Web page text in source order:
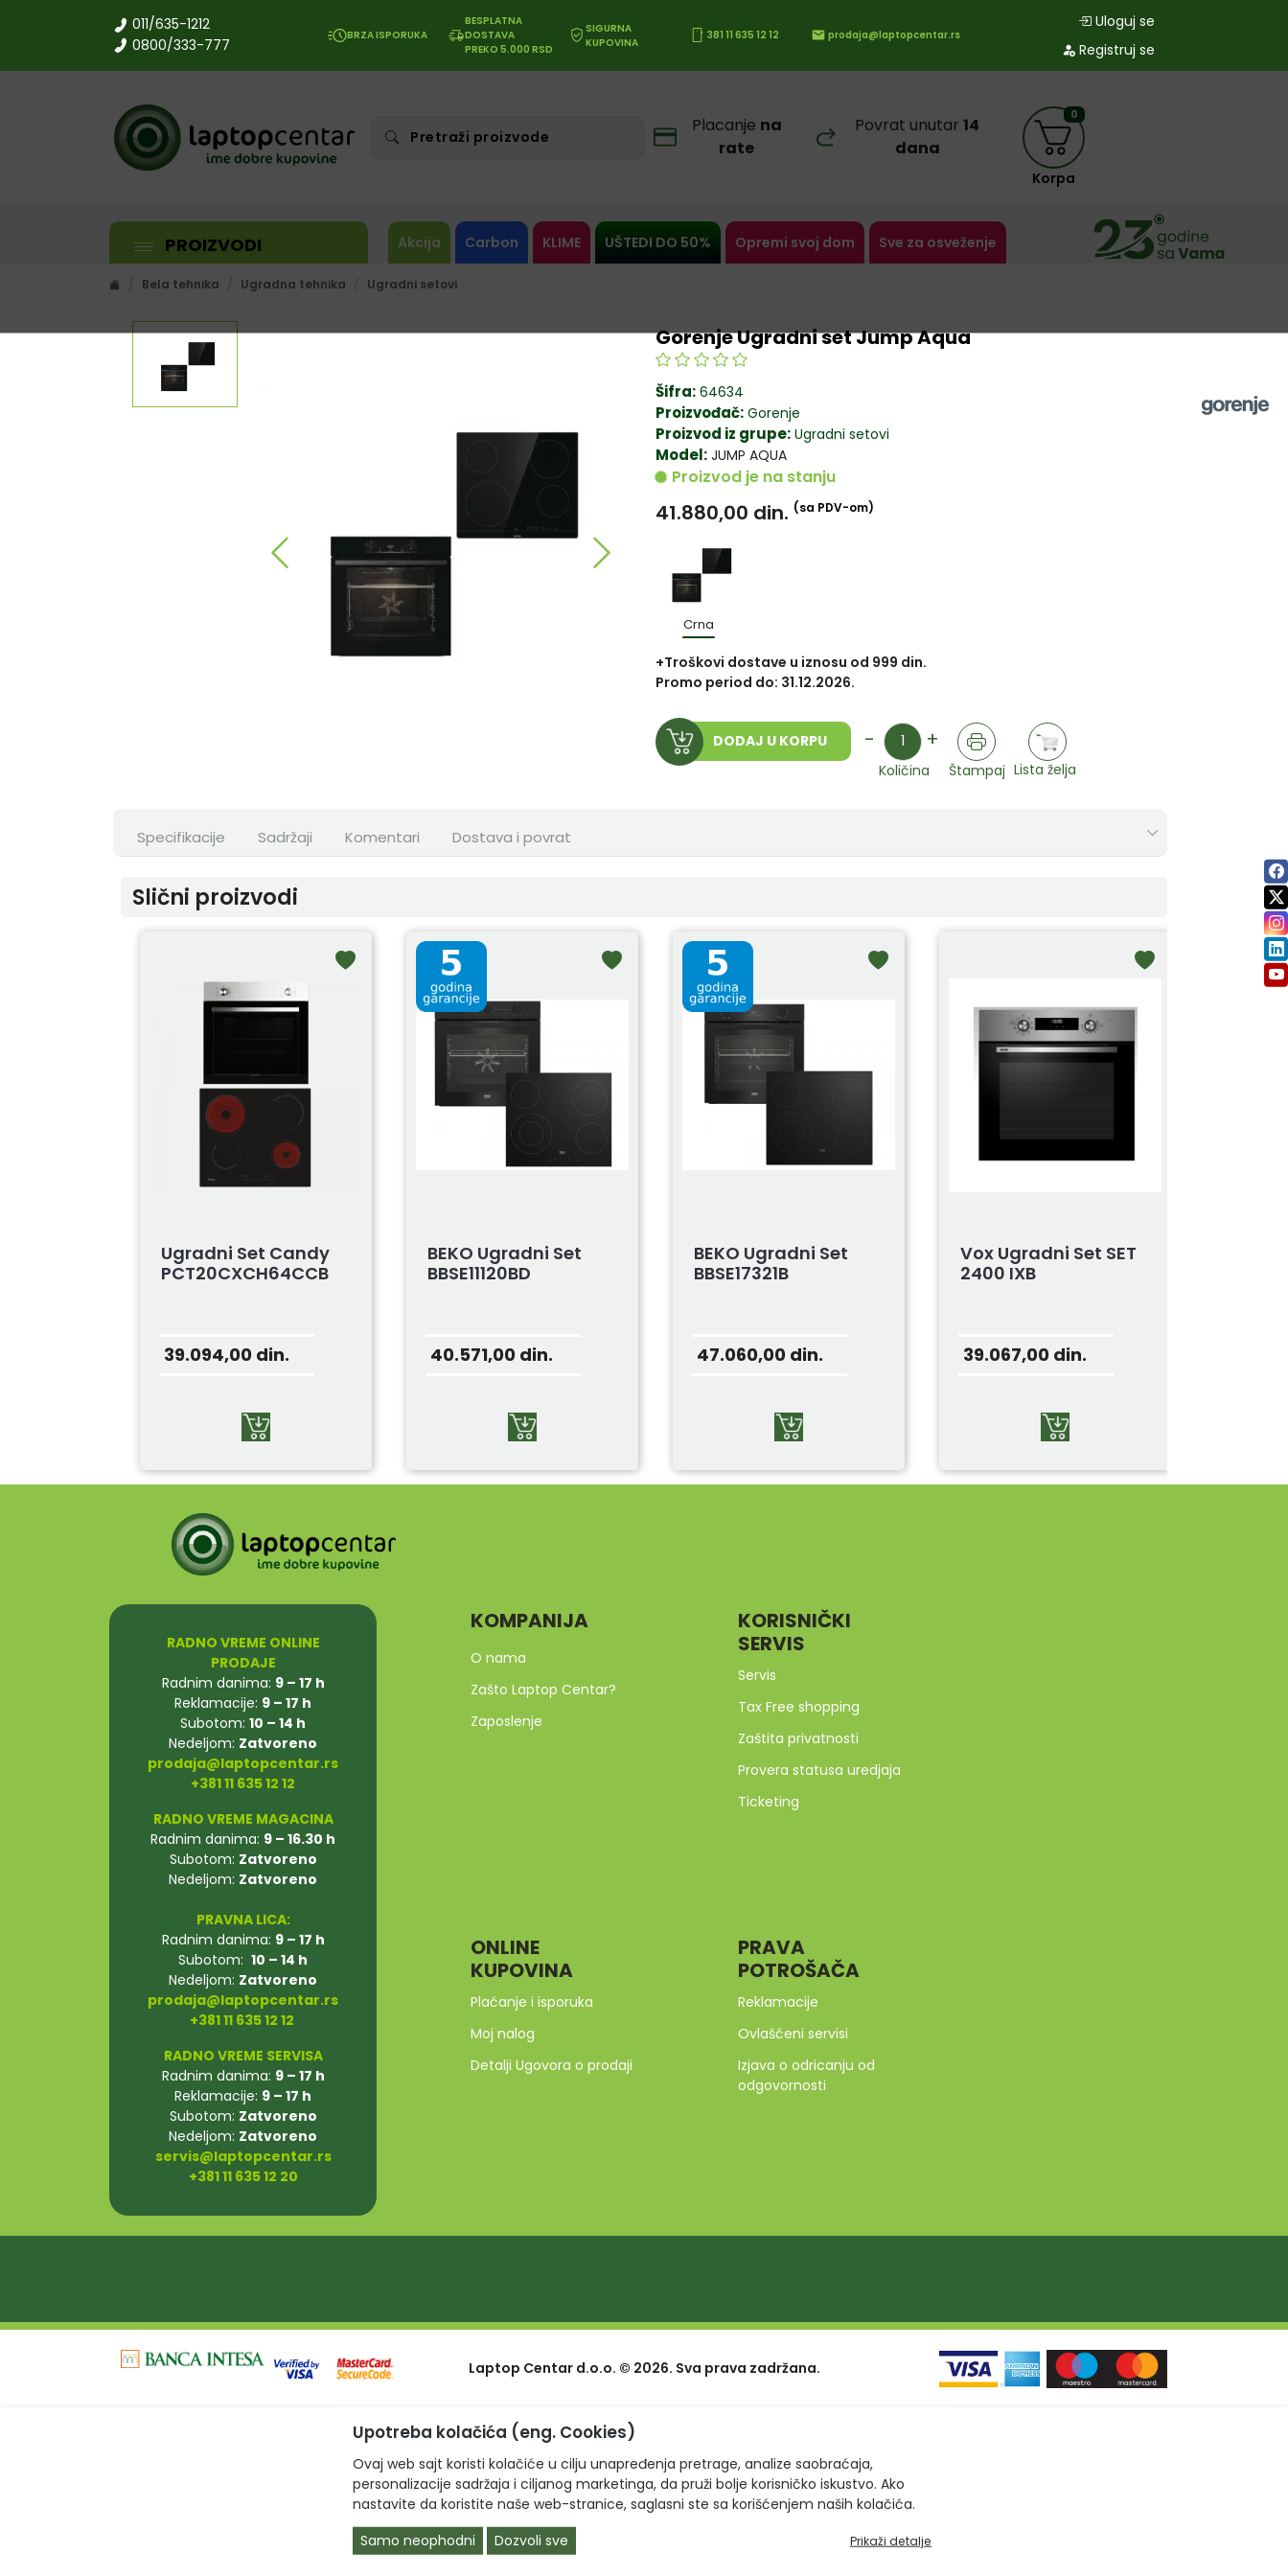
011/635-1212
0800/333-777
BRZA ISPORUKA
BESPLATNA
DOSTAVA
PREKO 5.000 RSD
SIGURNA
KUPOVINA
381 11 635 12 12 prodaja@laptopcentar.rs
Uloguj se
Registruj se
Placanje na
rate
Povrat unutar14
dana
0
Korpa
PROIZVODI Akcija Carbon KLIME UŠTEDI DO 50% Opremi svoj dom Sve za osveženje
Bela tehnika Ugradna tehnika Ugradni setovi
Gorenje Ugradni set Jump Aqua
Šifra: 64634
Proizvođač: Gorenje
Proizvod iz grupe: Ugradni setovi
Model: JUMP AQUA
Proizvod je na stanju
41.880,00 din. (sa PDV-om)
Crna
+Troškovi dostave u iznosu od 999 din.
Promo period do: 31.12.2026.
DODAJ U KORPU - Količina +
Količina Štampaj Lista želja
Specifikacije Sadržaji Komentari Dostava i povrat
Slični proizvodi
Ugradni Set Candy
PCT20CXCH64CCB
39.094,00 din.
BEKO Ugradni Set
BBSE11120BD
40.571,00 din.
BEKO Ugradni Set
BBSE17321B
47.060,00 din.
Vox Ugradni Set SET
2400 IXB
39.067,00 din.
RADNO VREME ONLINE
PRODAJE
Radnim danima: 9 – 17 h
Reklamacije: 9 – 17 h
Subotom: 10 – 14 h
Nedeljom: Zatvoreno
prodaja@laptopcentar.rs
+381 11 635 12 12
RADNO VREME MAGACINA
Radnim danima: 9 – 16.30 h
Subotom: Zatvoreno
Nedeljom: Zatvoreno
PRAVNA LICA:
Radnim danima: 9 – 17 h
Subotom: 10 – 14 h
Nedeljom: Zatvoreno
prodaja@laptopcentar.rs
+381 11 635 12 12
RADNO VREME SERVISA
Radnim danima: 9 – 17 h
Reklamacije: 9 – 17 h
Subotom: Zatvoreno
Nedeljom: Zatvoreno
servis@laptopcentar.rs
+381 11 635 12 20
KOMPANIJA
O nama
Zašto Laptop Centar?
Zaposlenje
KORISNIČKI
SERVIS
Servis
Tax Free shopping
Zaštita privatnosti
Provera statusa uredjaja
Ticketing
ONLINE
KUPOVINA
Plaćanje i isporuka
Moj nalog
Detalji Ugovora o prodaji
PRAVA
POTROŠAČA
Reklamacije
Ovlašćeni servisi
Izjava o odricanju od
odgovornosti
Laptop Centar d.o.o. © 2026. Sva prava zadržana.
Upotreba kolačića (eng. Cookies)
Ovaj web sajt koristi kolačiće u cilju unapređenja pretrage, analize saobraćaja,
personalizacije sadržaja i ciljanog marketinga, da pruži bolje korisničko iskustvo. Ako
nastavite da koristite naše web-stranice, saglasni ste sa korišćenjem naših kolačića.
Samo neophodni
Dozvoli sve Prikaži detalje